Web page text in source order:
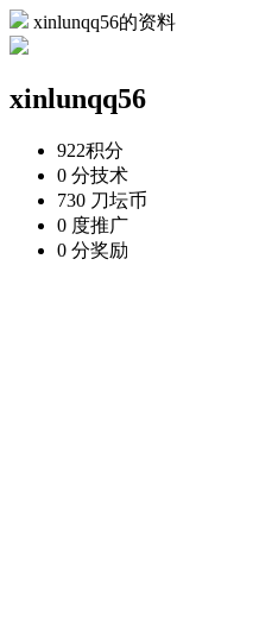
xinlunqq56的资料
xinlunqq56
922积分
0 分技术
730 刀坛币
0 度推广
0 分奖励